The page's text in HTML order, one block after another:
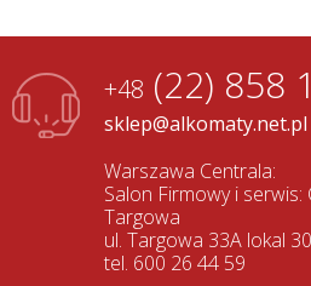
+48 (22) 858
sklep@alkomaty.net.pl
Warszawa Centrala:
Salon Firmowy i
Targowa
ul. Targowa 33A lokal
tel. 600 26 44 59